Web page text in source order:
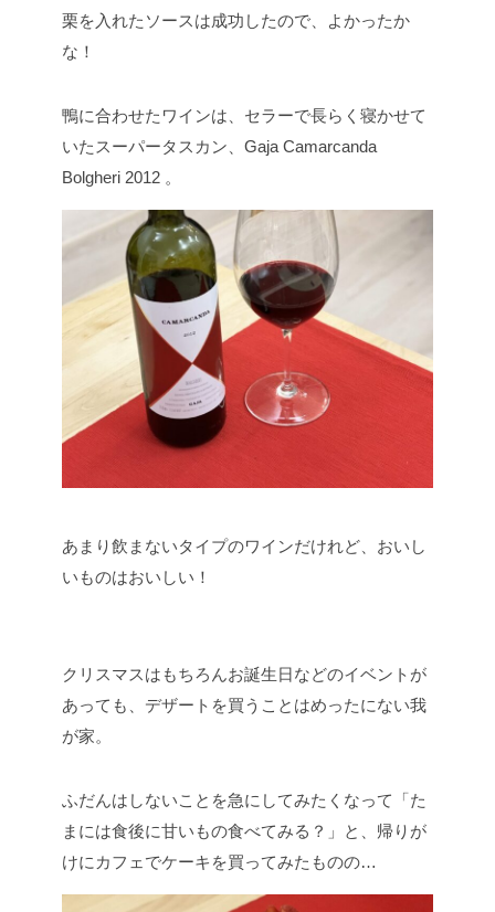
栗を入れたソースは成功したので、よかったか
な！
鴨に合わせたワインは、セラーで長らく寝かせて
いたスーパータスカン、Gaja Camarcanda
Bolgheri 2012 。
あまり飲まないタイプのワインだけれど、おいし
いものはおいしい！
クリスマスはもちろんお誕生日などのイベントが
あっても、デザートを買うことはめったにない我
が家。
ふだんはしないことを急にしてみたくなって「た
まには食後に甘いもの食べてみる？」と、帰りが
けにカフェでケーキを買ってみたものの…